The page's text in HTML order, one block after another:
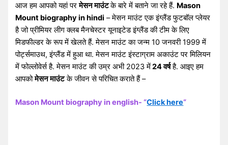
आज हम आपको यहां परमेसन माउंटके बारे में बताने जा रहे हैं. Mason
Mount biography in hindi – मेसन माउंट एक इंग्लैंड फुटबॉल प्लेयर
है जो प्रीमियर लीग क्लब मैनचेस्टर यूनाइटेड इंग्लैंड की टीम के लिए
मिडफील्डर के रूप में खेलते हैं. मेसन माउंट का जन्म 10 जनवरी 1999 में
पोर्ट्समाउथ, इंग्लैंड में हुआ था. मेसन माउंट इंस्टाग्राम अकाउंट पर मिलियन
में फोल्लोवेर्स है. मेसन माउंट की उम्र अभी 2023 में24 वर्षहै. आइए हम
आपकोमेसन माउंटके जीवन से परिचित कराते हैं –
Mason Mount biography in english- “Click here“